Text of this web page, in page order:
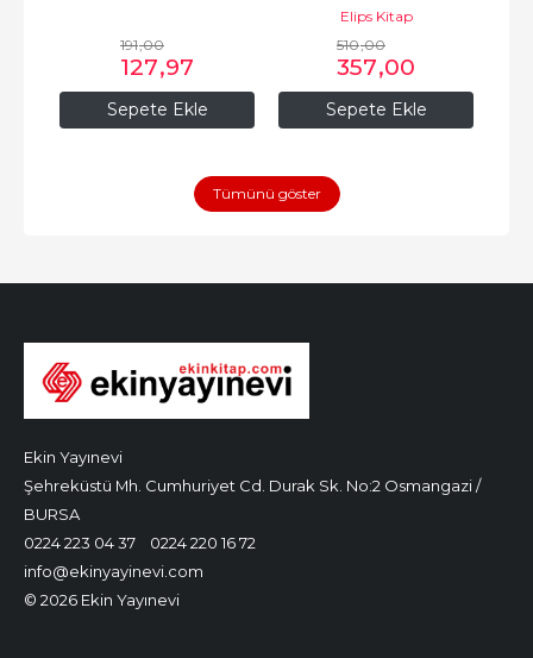
Sepete Ekle
191,00
127,97
Sepete Ekle
Elips Kitap
510,00
357,00
Tümünü göster
Ekin Yayınevi
Şehreküstü Mh. Cumhuriyet Cd. Durak Sk. No:2 Osmangazi /
BURSA
0224 223 04 37
0224 220 16 72
info@ekinyayinevi.com
© 2026 Ekin Yayınevi